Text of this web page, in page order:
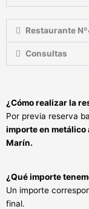
Restaurante
Consultas
¿Cómo realizar la
Por previa reserva
importe en metálico
Marín.
¿Qué importe
Un importe
final.